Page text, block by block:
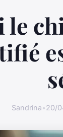
le
Sandrina•20/